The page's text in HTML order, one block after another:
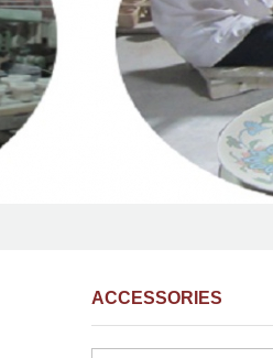
ACCESSORIES